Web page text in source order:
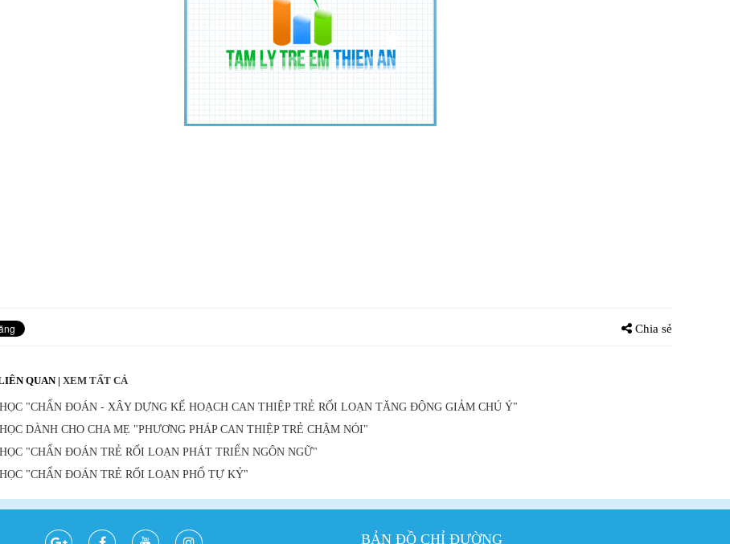
Chia sẻ
QUAN | XEM TẤT CẢ
"CHẨN ĐOÁN - XÂY DỰNG KẾ HOẠCH CAN THIỆP TRẺ RỐI LOẠN TĂNG ĐỘNG GIẢM CHÚ Ý"
DÀNH CHO CHA MẸ "PHƯƠNG PHÁP CAN THIỆP TRẺ CHẬM NÓI"
"CHẨN ĐOÁN TRẺ RỐI LOẠN PHÁT TRIỂN NGÔN NGỮ"
"CHẨN ĐOÁN TRẺ RỐI LOẠN PHỔ TỰ KỶ"
BẢN ĐỒ CHỈ ĐƯỜNG